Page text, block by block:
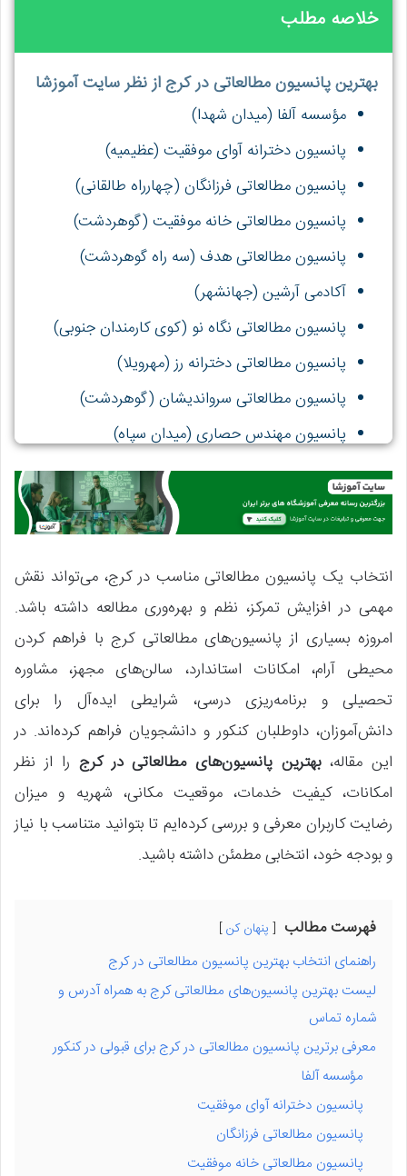
خلاصه مطلب
بهترین پانسیون مطالعاتی در کرج از نظر سایت آموزشا
مؤسسه آلفا (میدان شهدا)
پانسیون دخترانه آوای موفقیت (عظیمیه)
پانسیون مطالعاتی فرزانگان (چهارراه طالقانی)
پانسیون مطالعاتی خانه موفقیت (گوهردشت)
پانسیون مطالعاتی هدف (سه راه گوهردشت)
آکادمی آرشین (جهانشهر)
پانسیون مطالعاتی نگاه نو (کوی کارمندان جنوبی)
پانسیون مطالعاتی دخترانه رز (مهرویلا)
پانسیون مطالعاتی سرواندیشان (گوهردشت)
پانسیون مهندس حصاری (میدان سپاه)
انتخاب یک پانسیون مطالعاتی مناسب در کرج، می‌تواند نقش
مهمی در افزایش تمرکز، نظم و بهره‌وری مطالعه داشته باشد.
امروزه بسیاری از پانسیون‌های مطالعاتی کرج با فراهم کردن
محیطی آرام، امکانات استاندارد، سالن‌های مجهز، مشاوره
تحصیلی و برنامه‌ریزی درسی، شرایطی ایده‌آل را برای
دانش‌آموزان، داوطلبان کنکور و دانشجویان فراهم کرده‌اند. در
این مقاله،بهترین پانسیون‌های مطالعاتی در کرج را از نظر
امکانات، کیفیت خدمات، موقعیت مکانی، شهریه و میزان
رضایت کاربران معرفی و بررسی کرده‌ایم تا بتوانید متناسب با نیاز
و بودجه خود، انتخابی مطمئن داشته باشید.
فهرست مطالب پنهان کن
راهنمای انتخاب بهترین پانسیون مطالعاتی در کرج
لیست بهترین پانسیون‌های مطالعاتی کرج به همراه آدرس و
شماره تماس
معرفی برترین پانسیون مطالعاتی در کرج برای قبولی در کنکور
مؤسسه آلفا
پانسیون دخترانه آوای موفقیت
پانسیون مطالعاتی فرزانگان
پانسیون مطالعاتی خانه موفقیت